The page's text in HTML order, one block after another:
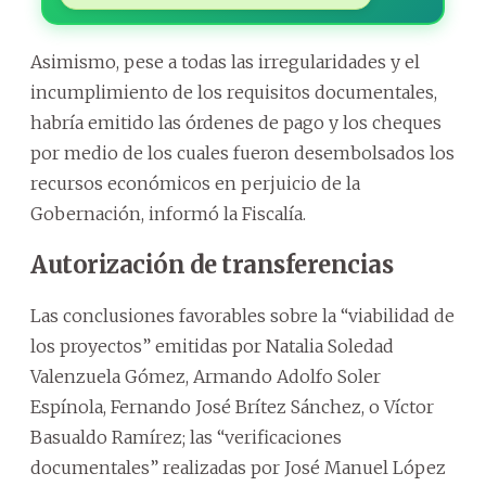
Asimismo, pese a todas las irregularidades y el
incumplimiento de los requisitos documentales,
habría emitido las órdenes de pago y los cheques
por medio de los cuales fueron desembolsados los
recursos económicos en perjuicio de la
Gobernación, informó la Fiscalía.
Autorización de transferencias
Las conclusiones favorables sobre la “viabilidad de
los proyectos” emitidas por Natalia Soledad
Valenzuela Gómez, Armando Adolfo Soler
Espínola, Fernando José Brítez Sánchez, o Víctor
Basualdo Ramírez; las “verificaciones
documentales” realizadas por José Manuel López